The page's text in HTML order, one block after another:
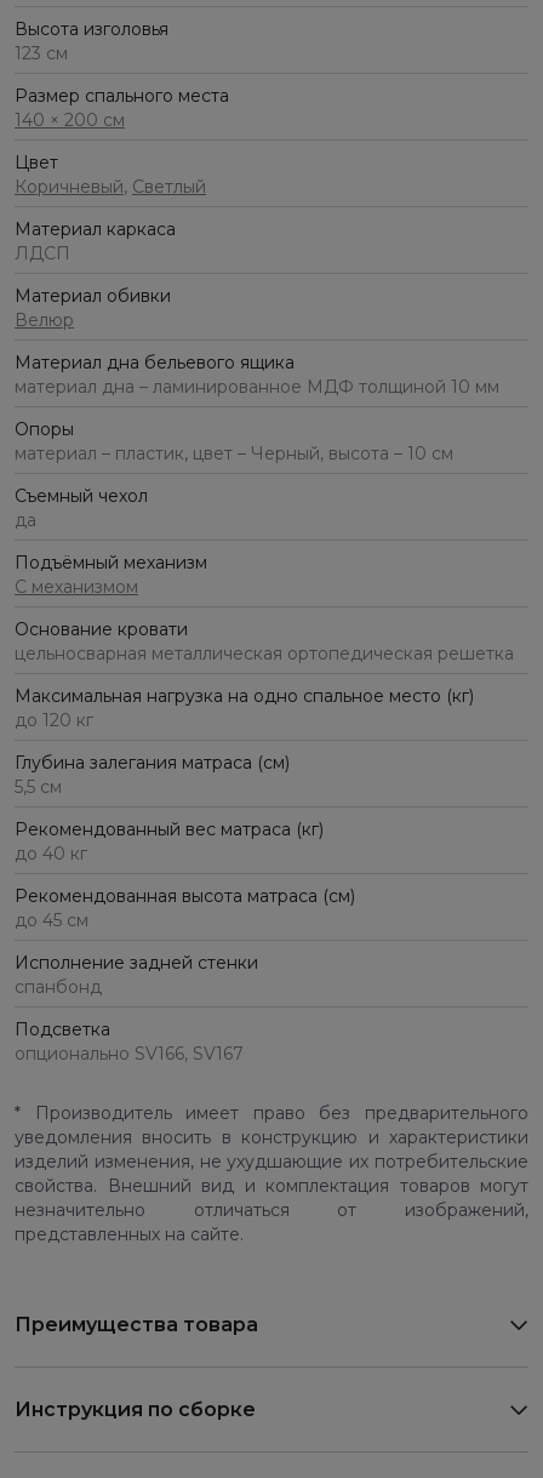
Высота изголовья
123 см
Размер спального места
140 × 200 см
Цвет
Коричневый, Светлый
Материал каркаса
ЛДСП
Материал обивки
Велюр
Материал дна бельевого ящика
материал дна – ламинированное МДФ толщиной 10 мм
Опоры
материал – пластик, цвет – Черный, высота – 10 см
Съемный чехол
да
Подъёмный механизм
С механизмом
Основание кровати
цельносварная металлическая ортопедическая решетка
Максимальная нагрузка на одно спальное место (кг)
до 120 кг
Глубина залегания матраса (см)
5,5 см
Рекомендованный вес матраса (кг)
до 40 кг
Рекомендованная высота матраса (см)
до 45 см
Исполнение задней стенки
спанбонд
Подсветка
опционально SV166, SV167
* Производитель имеет право без предварительного
уведомления вносить в конструкцию и характеристики
изделий изменения, не ухудшающие их потребительские
свойства. Внешний вид и комплектация товаров могут
незначительно отличаться от изображений,
представленных на сайте.
Преимущества товара
Инструкция по сборке